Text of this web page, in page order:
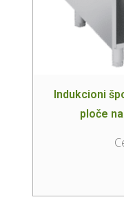
Indukcioni
ploče